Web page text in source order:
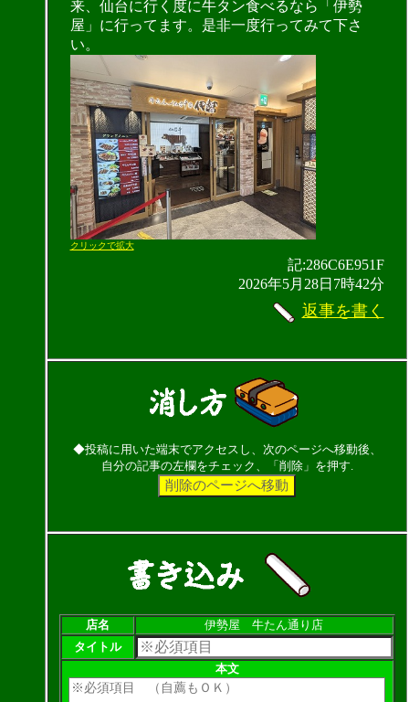
来、仙台に行く度に牛タン食べるなら「伊勢
屋」に行ってます。是非一度行ってみて下さ
い。
クリックで拡大
記:286C6E951F
2026年5月28日7時42分
返事を書く
◆投稿に用いた端末でアクセスし、次のページへ移動後、
自分の記事の左欄をチェック、「削除」を押す.
店名
伊勢屋 牛たん通り店
タイトル
本文